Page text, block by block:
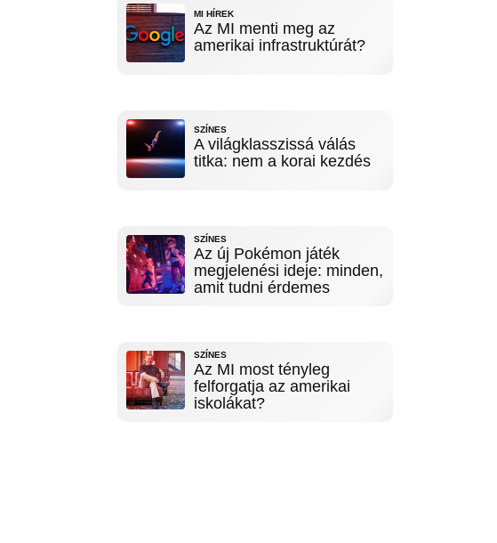
MI HÍREK
Az MI menti meg az
amerikai infrastruktúrát?
SZÍNES
A világklasszissá válás
titka: nem a korai kezdés
SZÍNES
Az új Pokémon játék
megjelenési ideje: minden,
amit tudni érdemes
SZÍNES
Az MI most tényleg
felforgatja az amerikai
iskolákat?